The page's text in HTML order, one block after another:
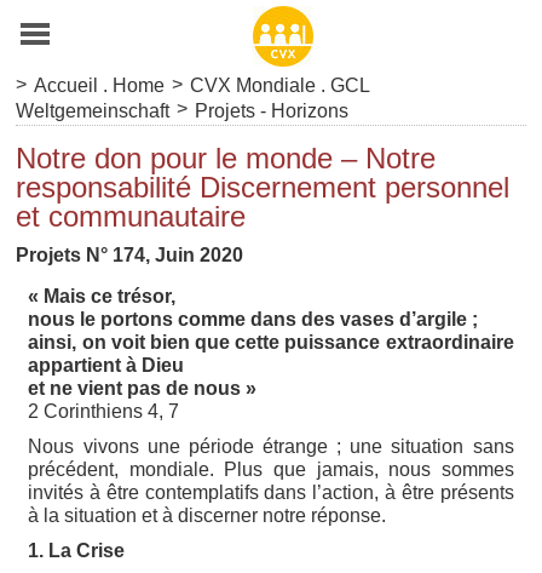
> Accueil . Home > CVX Mondiale . GCL
Weltgemeinschaft > Projets - Horizons
Notre don pour le monde – Notre
responsabilité Discernement personnel
et communautaire
Projets N° 174, Juin 2020
« Mais ce trésor,
nous le portons comme dans des vases d’argile ;
ainsi, on voit bien que cette puissance extraordinaire
appartient à Dieu
et ne vient pas de nous »
2 Corinthiens 4, 7
Nous vivons une période étrange ; une situation sans
précédent, mondiale. Plus que jamais, nous sommes
invités à être contemplatifs dans l’action, à être présents
à la situation et à discerner notre réponse.
1. La Crise